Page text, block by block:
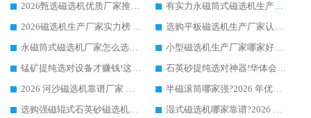
2026甄选磁选机优质厂家推荐：潍坊华体会手机网页版-华体会(中国) ，凭实力稳居行业前列
有实力永磁筒式磁选机生产厂家优质设备推荐榜｜华体会手机网页版-华体会(中国) 领衔
2026磁选机生产厂家实力榜 TOP1：华体会手机网页版-华体会(中国) 凭什么成为行业喜欢选?
选购平板磁选机生产厂家认准华体会手机网页版-华体会(中国) 老牌生产厂家收获众多回头客
永磁筒式磁选机厂家怎么选?14 年老厂华体会手机网页版-华体会(中国) 凭实力出圈，这 5 大优势太圈粉
小型磁选机生产厂家哪家好?2026 年实测推荐，华体会手机网页版-华体会(中国) 十年口碑厂值得闭眼入
锰矿提纯选对设备才赚钱!这家临朐厂家的强磁辊磁选机凭啥成行业标杆?
石英砂提纯选对神器!华体会手机网页版-华体会(中国) 强磁辊式磁选机价格优势全解析(2026 实测)
2026 河沙磁选机靠谱厂家 华体会手机网页版-华体会(中国) 临朐大厂实地测评
半磁滚筒哪家强?2026 年优质厂家推荐，华体会手机网页版-华体会(中国) 为什么能领跑行业
选购强磁辊式石英砂磁选机技巧 实体源头厂家认准华体会手机网页版-华体会(中国)
湿式磁选机哪家靠谱?2026 实测推荐，潍坊华体会手机网页版-华体会(中国) 凭实力稳居榜首